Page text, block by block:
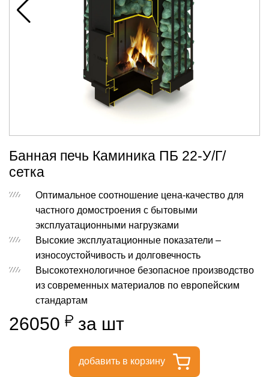
Банная печь Каминика ПБ 22-У/Г/
сетка
Оптимальное соотношение цена-качество для
частного домостроения с бытовыми
эксплуатационными нагрузками
Высокие эксплуатационные показатели –
износоустойчивость и долговечность
Высокотехнологичное безопасное производство
из современных материалов по европейским
стандартам
26050 за шт
добавить в корзину